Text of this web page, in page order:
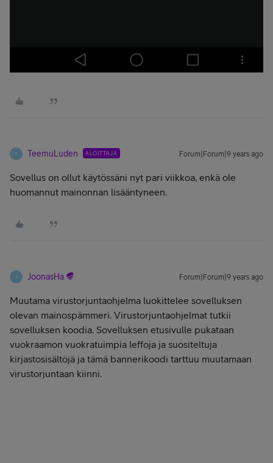
T TeemuLuden ALOITTAJA Forum|Forum|9 years ago
Sovellus on ollut käytössäni nyt pari viikkoa, enkä ole
huomannut mainonnan lisääntyneen.
J JoonasHa Forum|Forum|9 years ago
Muutama virustorjuntaohjelma luokittelee sovelluksen
olevan mainospämmeri. Virustorjuntaohjelmat tutkii
sovelluksen koodia. Sovelluksen etusivulle pukataan
vuokraamon vuokratuimpia leffoja ja suositeltuja
kirjastosisältöjä ja tämä bannerikoodi tarttuu muutamaan
virustorjuntaan kiinni.